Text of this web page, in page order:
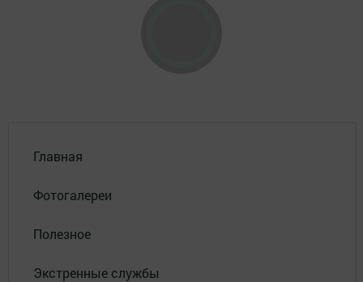
Главная
Фотогалереи
Полезное
Экстренные службы